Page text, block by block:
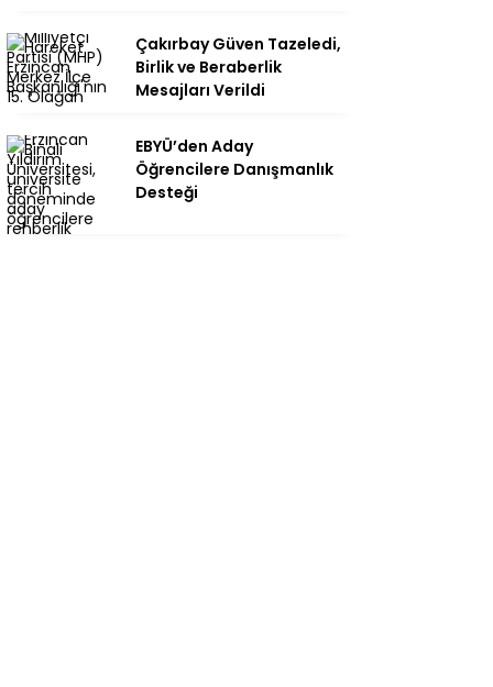
Çakırbay Güven Tazeledi,
Birlik ve Beraberlik
Mesajları Verildi
EBYÜ’den Aday
Öğrencilere Danışmanlık
Desteği